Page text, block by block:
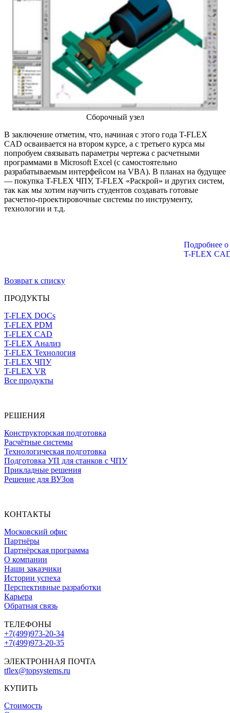
Сборочный узел
В заключение отметим, что, начиная с этого года T-FLEX
CAD осваивается на втором курсе, а с третьего курса мы
попробуем связывать параметры чертежа с расчетными
программами в Microsoft Excel (с самостоятельно
разрабатываемым интерфейсом на VBA). В планах на будущее
— покупка T-FLEX ЧПУ, T-FLEX «Раскрой» и других систем,
так как мы хотим научить студентов создавать готовые
расчетно-проектировочные системы по инструменту,
технологии и т.д.
Подробнее о
T-FLEX
Возврат к списку
ПРОДУКТЫ
T-FLEX DOCs
T-FLEX PDM
T-FLEX CAD
T-FLEX Анализ
T-FLEX Технология
T-FLEX ЧПУ
T-FLEX VR
Все продукты
РЕШЕНИЯ
Конструкторская подготовка
Расчётные системы
Технологическая подготовка
Подготовка УП для станков с ЧПУ
Прикладные решения
Решение для ВУЗов
КОНТАКТЫ
Московский офис
Партнёры
Партнёрская программа
О компании
Наши заказчики
Истории успеха
Перспективные разработки
Карьера
Обратная связь
ТЕЛЕФОНЫ
+7(499)973-20-34
+7(499)973-20-35
ЭЛЕКТРОННАЯ ПОЧТА
tflex@topsystems.ru
КУПИТЬ
Стоимость